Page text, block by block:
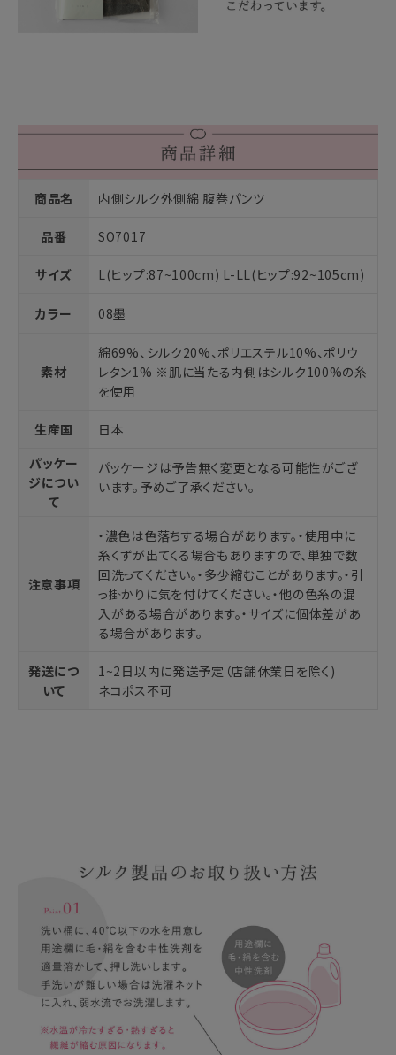
商品名 内側シルク外側綿 腹巻パンツ
品番 SO7017
サイズ L(ヒップ:87~100cm) L-LL(ヒップ:92~105cm)
カラー 08墨
素材
綿69%、シルク20%、ポリエステル10%、ポリウ
レタン1% ※肌に当たる内側はシルク100%の糸
を使用
生産国
日本
パッケー
ジについ
て
パッケージは予告無く変更となる可能性がござ
います。予めご了承ください。
注意事項
・濃色は色落ちする場合があります。・使用中に
糸くずが出てくる場合もありますので、単独で数
回洗ってください。・多少縮むことがあります。・引
っ掛かりに気を付けてください。・他の色糸の混
入がある場合があります。・サイズに個体差があ
る場合があります。
発送につ
いて
1~2日以内に発送予定（店舗休業日を除く)
ネコポス不可